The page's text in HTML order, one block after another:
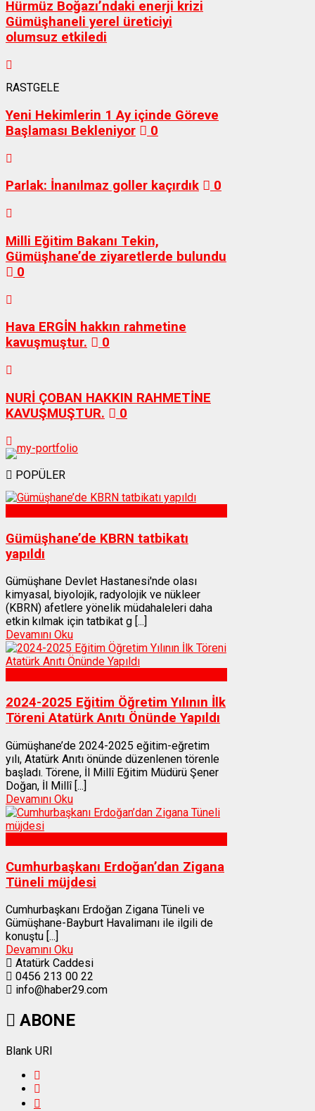
Hürmüz Boğazı’ndaki enerji krizi
Gümüşhaneli yerel üreticiyi
olumsuz etkiledi
RASTGELE
Yeni Hekimlerin 1 Ay içinde Göreve
Başlaması Bekleniyor
0
Parlak: İnanılmaz goller kaçırdık 0
Milli Eğitim Bakanı Tekin,
Gümüşhane’de ziyaretlerde bulundu
0
Hava ERGİN hakkın rahmetine
kavuşmuştur.
0
NURİ ÇOBAN HAKKIN RAHMETİNE
KAVUŞMUŞTUR.
0
POPÜLER
Gümüşhane’de KBRN tatbikatı
yapıldı
Gümüşhane Devlet Hastanesi'nde olası
kimyasal, biyolojik, radyolojik ve nükleer
(KBRN) afetlere yönelik müdahaleleri daha
etkin kılmak için tatbikat g [...]
Devamını Oku
2024-2025 Eğitim Öğretim Yılının İlk
Töreni Atatürk Anıtı Önünde Yapıldı
Gümüşhane’de 2024-2025 eğitim-eğretim
yılı, Atatürk Anıtı önünde düzenlenen törenle
başladı. Törene, İl Millî Eğitim Müdürü Şener
Doğan, İl Millî [...]
Devamını Oku
Cumhurbaşkanı Erdoğan’dan Zigana
Tüneli müjdesi
Cumhurbaşkanı Erdoğan Zigana Tüneli ve
Gümüşhane-Bayburt Havalimanı ile ilgili de
konuştu [...]
Devamını Oku
Atatürk Caddesi
0456 213 00 22
info@haber29.com
ABONE
Blank URI